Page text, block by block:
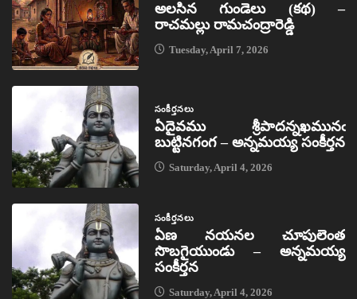
అలసిన గుండెలు (కథ) –
రాచమల్లు రామచంద్రారెడ్డి
Tuesday, April 7, 2026
సంకీర్తనలు
ఏదైవము శ్రీపాదన్నఖమునఁ
బుట్టినగంగ – అన్నమయ్య సంకీర్తన
Saturday, April 4, 2026
సంకీర్తనలు
ఏణ నయనల చూపులెంత
సొబగైయుండు – అన్నమయ్య
సంకీర్తన
Saturday, April 4, 2026